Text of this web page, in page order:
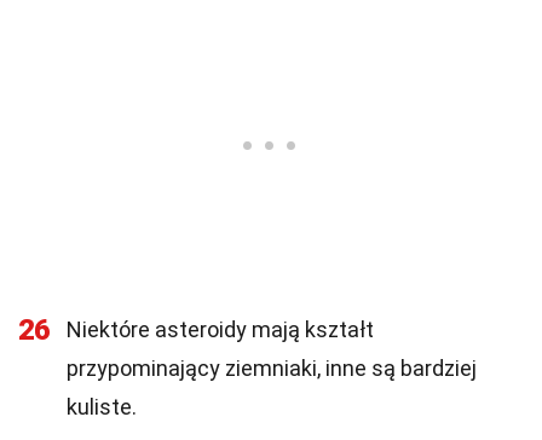
26
Niektóre asteroidy mają kształt
przypominający ziemniaki, inne są bardziej
kuliste.